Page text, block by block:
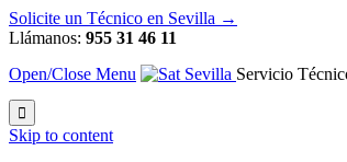
Solicite un Técnico en Sevilla →
Llámanos: 955 31 46 11
Open/Close Menu
Servicio

Skip to content